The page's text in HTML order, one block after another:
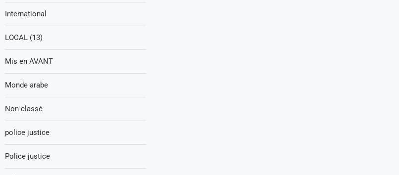
International
LOCAL (13)
Mis en AVANT
Monde arabe
Non classé
police justice
Police justice